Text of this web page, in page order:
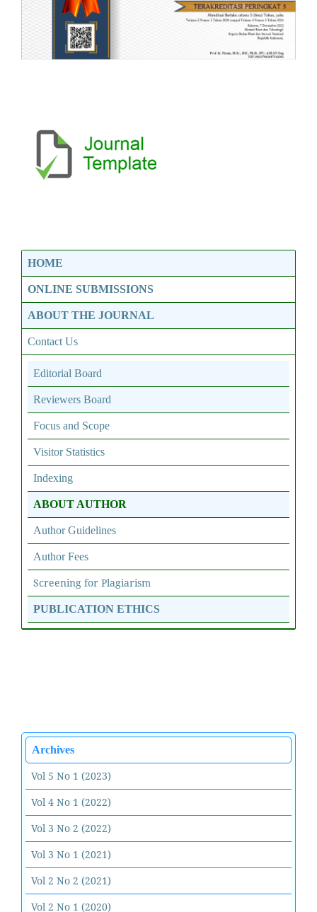
HOME
ONLINE SUBMISSIONS
ABOUT THE JOURNAL
Contact Us
Editorial Board
Reviewers Board
Focus and Scope
Visitor Statistics
Indexing
ABOUT AUTHOR
Author Guidelines
Author Fees
Screening for Plagiarism
PUBLICATION ETHICS
Archives
Vol 5 No 1 (2023)
Vol 4 No 1 (2022)
Vol 3 No 2 (2022)
Vol 3 No 1 (2021)
Vol 2 No 2 (2021)
Vol 2 No 1 (2020)